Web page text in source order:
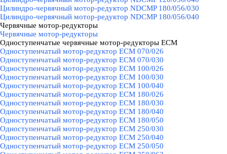
Цилиндро-червячный мотор-редуктор NDCMP 180/056/030
Цилиндро-червячный мотор-редуктор NDCMP 180/056/040
Червячные мотор-редукторы
Червячные мотор-редукторы
Одноступенчатые червячные мотор-редукторы ECM
Одноступенчатый мотор-редуктор ECM 070/026
Одноступенчатый мотор-редуктор ECM 070/030
Одноступенчатый мотор-редуктор ECM 100/026
Одноступенчатый мотор-редуктор ECM 100/030
Одноступенчатый мотор-редуктор ECM 100/040
Одноступенчатый мотор-редуктор ECM 180/026
Одноступенчатый мотор-редуктор ECM 180/030
Одноступенчатый мотор-редуктор ECM 180/040
Одноступенчатый мотор-редуктор ECM 180/050
Одноступенчатый мотор-редуктор ECM 250/030
Одноступенчатый мотор-редуктор ECM 250/040
Одноступенчатый мотор-редуктор ECM 250/050